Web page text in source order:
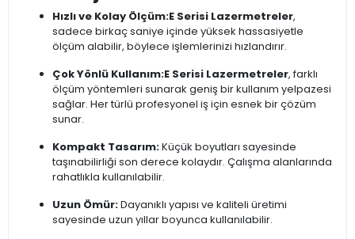
Hızlı ve Kolay Ölçüm:E Serisi Lazermetreler,
sadece birkaç saniye içinde yüksek hassasiyetle
ölçüm alabilir, böylece işlemlerinizi hızlandırır.
Çok Yönlü Kullanım:E Serisi Lazermetreler, farklı
ölçüm yöntemleri sunarak geniş bir kullanım yelpazesi
sağlar. Her türlü profesyonel iş için esnek bir çözüm
sunar.
Kompakt Tasarım:Küçük boyutları sayesinde
taşınabilirliği son derece kolaydır. Çalışma alanlarında
rahatlıkla kullanılabilir.
Uzun Ömür:Dayanıklı yapısı ve kaliteli üretimi
sayesinde uzun yıllar boyunca kullanılabilir.